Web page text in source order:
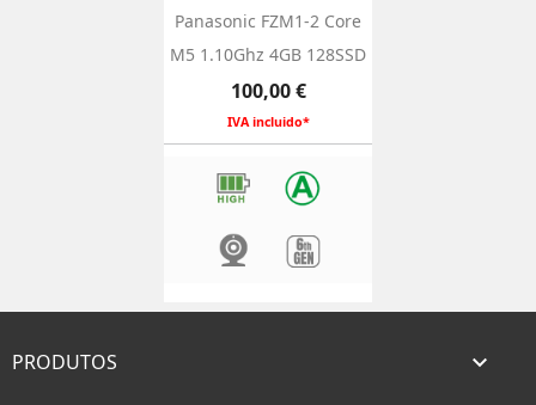
Panasonic FZM1-2 Core
M5 1.10Ghz 4GB 128SSD
Preço
100,00 €
IVA incluido*
PRODUTOS 